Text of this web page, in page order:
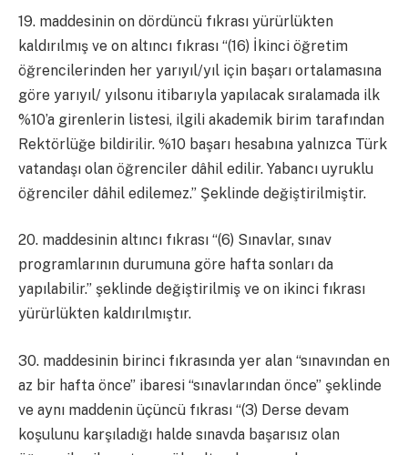
19. maddesinin on dördüncü fıkrası yürürlükten
kaldırılmış ve on altıncı fıkrası “(16) İkinci öğretim
öğrencilerinden her yarıyıl/yıl için başarı ortalamasına
göre yarıyıl/ yılsonu itibarıyla yapılacak sıralamada ilk
%10’a girenlerin listesi, ilgili akademik birim tarafından
Rektörlüğe bildirilir. %10 başarı hesabına yalnızca Türk
vatandaşı olan öğrenciler dâhil edilir. Yabancı uyruklu
öğrenciler dâhil edilemez.” Şeklinde değiştirilmiştir.
20. maddesinin altıncı fıkrası “(6) Sınavlar, sınav
programlarının durumuna göre hafta sonları da
yapılabilir.” şeklinde değiştirilmiş ve on ikinci fıkrası
yürürlükten kaldırılmıştır.
30. maddesinin birinci fıkrasında yer alan “sınavından en
az bir hafta önce” ibaresi “sınavlarından önce” şeklinde
ve aynı maddenin üçüncü fıkrası “(3) Derse devam
koşulunu karşıladığı halde sınavda başarısız olan